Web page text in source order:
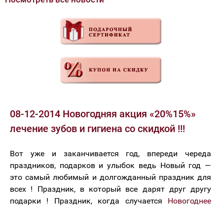
08-12-2014 Новогодняя акция «20%15%»
лечение зубов и гигиена со скидкой !!!
Вот уже и заканчивается год, впереди череда
праздников, подарков и улыбок ведь Новый год —
это самый любимый и долгожданный праздник для
всех ! Праздник, в который все дарят друг другу
подарки ! Праздник, когда случается Новогоднее